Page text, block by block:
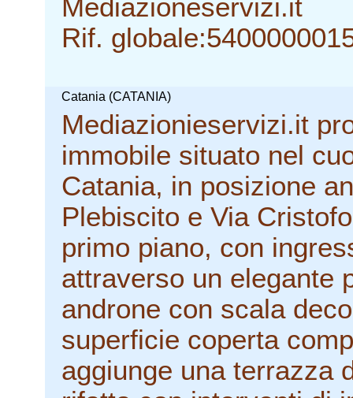
Mediazioneservizi.it
Rif.
Catania (CATANIA)
Mediazionieservizi.it
immobile situato nel
Catania, in posizione
Plebiscito e Via
primo piano, con
attraverso un elegante
androne con scala
superficie coperta
aggiunge una terrazza